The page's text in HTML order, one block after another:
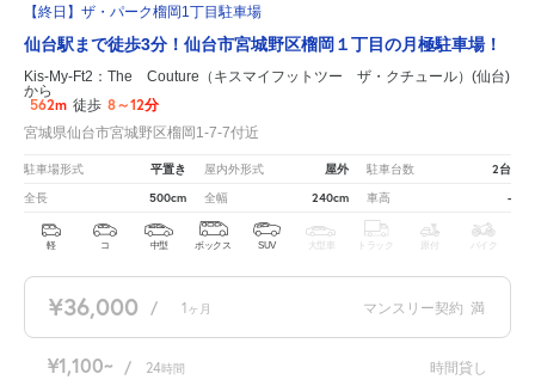
【終日】ザ・パーク榴岡1丁目駐車場
仙台駅まで徒歩3分！仙台市宮城野区榴岡１丁目の月極駐車場！
Kis-My-Ft2：The Couture（キスマイフットツー ザ・クチュール）(仙台)
から
562m 徒歩 8～12分
宮城県仙台市宮城野区榴岡1-7-7付近
駐車場形式 平置き 屋内外形式 屋外 駐車台数 2台
全長 500cm 全幅 240cm 車高 -
軽 コ 中型 ボックス SUV 大型車 トラック 原付 バイク
¥36,000 / 1 ヶ月 マンスリー契約 満
¥1,100 / 24時間 時間貸し